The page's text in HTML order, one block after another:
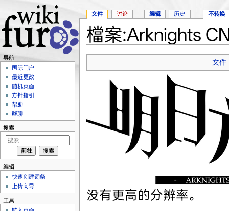
檔案:Arknights
文件
没有更高的分辨率。
文件 讨论 编辑 历史 不转换
导航
国际门户
最近更改
随机页面
方针指引
帮助
群聊
搜索
编辑
快速创建词条
上传向导
工具